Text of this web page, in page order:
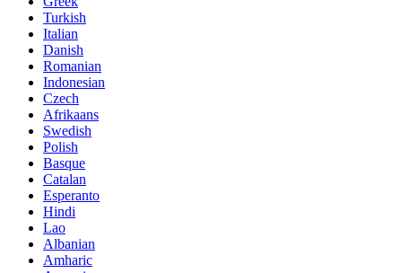
Turkish
Italian
Danish
Romanian
Indonesian
Czech
Afrikaans
Swedish
Polish
Basque
Catalan
Esperanto
Hindi
Lao
Albanian
Amharic